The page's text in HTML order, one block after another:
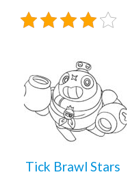
Tick Brawl Stars